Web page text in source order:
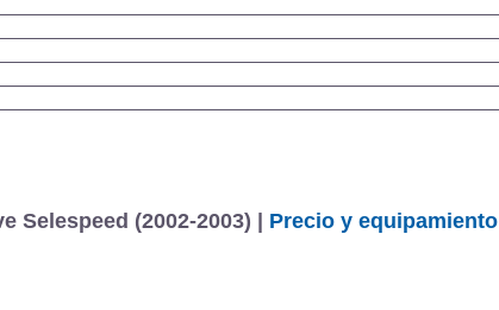
Selespeed (2002-2003) | Precio y equipamiento